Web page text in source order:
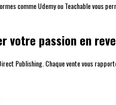
comme Udemy ou Teachable vous
votre passion en
Publishing. Chaque vente vous